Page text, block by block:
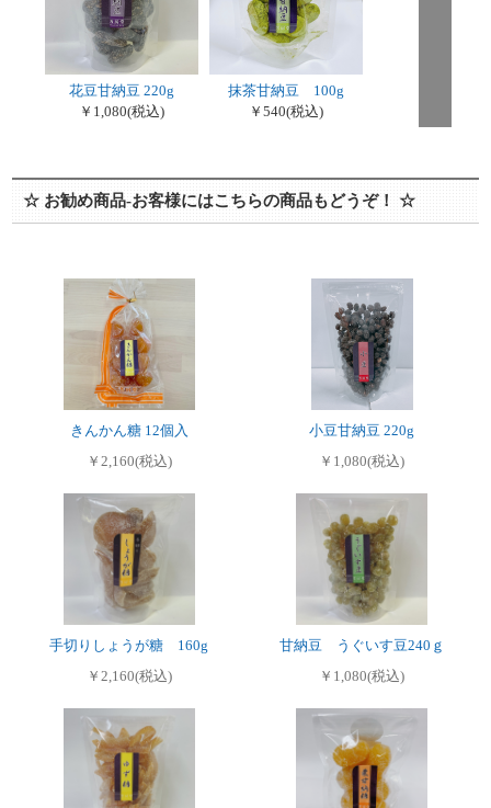
花豆甘納豆 220g
￥1,080(税込)
抹茶甘納豆 100g
￥540(税込)
☆ お勧め商品-お客様にはこちらの商品もどうぞ！ ☆
きんかん糖 12個入
￥2,160(税込)
小豆甘納豆 220g
￥1,080(税込)
手切りしょうが糖 160g
￥2,160(税込)
甘納豆 うぐいす豆240ｇ
￥1,080(税込)